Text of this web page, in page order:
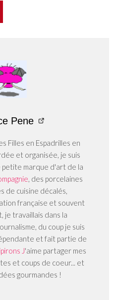
Pene
Filles en Espadrilles en
et organisée, je suis
marque d'art de la
, des porcelaines
de cuisine décalés,
française et souvent
je travaillais dans la
du coup je suis
et fait partie de
J'aime partager mes
et coups de coeur... et
gourmandes !